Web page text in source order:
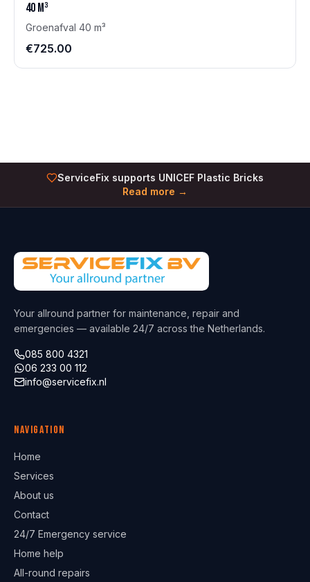
40 m³
Groenafval 40 m³
€725.00
ServiceFix supports UNICEF Plastic Bricks
Read more →
Your allround partner for maintenance, repair and
emergencies — available 24/7 across the Netherlands.
085 800 4321
06 233 00 112
info@servicefix.nl
Navigation
Home
Services
About us
Contact
24/7 Emergency service
Home help
All-round repairs